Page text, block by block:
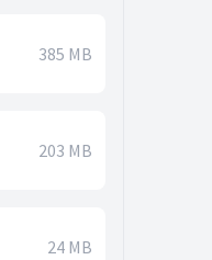
385 MB
203 MB
24 MB